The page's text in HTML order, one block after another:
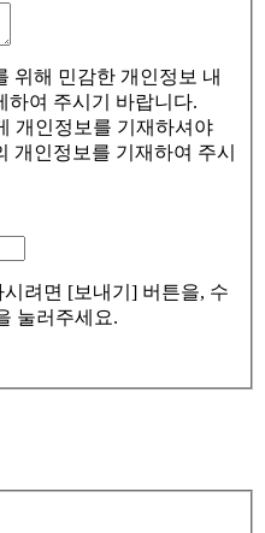
위해 민감한 개인정보 내
하여 주시기 바랍니다.
개인정보를 기재하셔야
개인정보를 기재하여 주시
려면 [보내기] 버튼을, 수
눌러주세요.